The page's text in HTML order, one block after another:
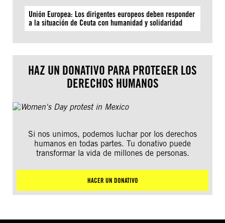
Unión Europea: Los dirigentes europeos deben responder
a la situación de Ceuta con humanidad y solidaridad
HAZ UN DONATIVO PARA PROTEGER LOS
DERECHOS HUMANOS
Si nos unimos, podemos luchar por los derechos
humanos en todas partes. Tu donativo puede
transformar la vida de millones de personas.
HACER UN DONATIVO